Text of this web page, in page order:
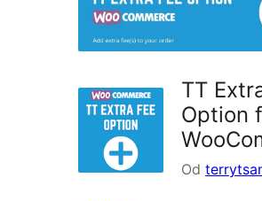
TT
Option
Od